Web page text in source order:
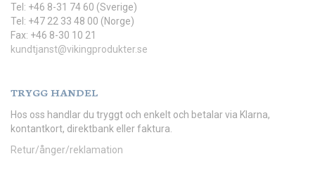
Tel: +46 8-31 74 60 (Sverige)
Tel: +47 22 33 48 00 (Norge)
Fax: +46 8-30 10 21
kundtjanst@vikingprodukter.se
TRYGG HANDEL
Hos oss handlar du tryggt och enkelt och betalar via Klarna,
kontantkort, direktbank eller faktura.
Retur/ånger/reklamation